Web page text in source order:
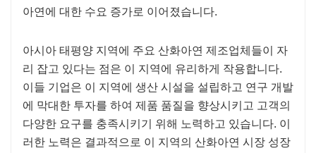
아연에 대한 수요 증가로 이어졌습니다.
아시아 태평양 지역에 주요 산화아연 제조업체들이 자
리 잡고 있다는 점은 이 지역에 유리하게 작용합니다.
이들 기업은 이 지역에 생산 시설을 설립하고 연구 개발
에 막대한 투자를 하여 제품 품질을 향상시키고 고객의
다양한 요구를 충족시키기 위해 노력하고 있습니다. 이
러한 노력은 결과적으로 이 지역의 산화아연 시장 성장